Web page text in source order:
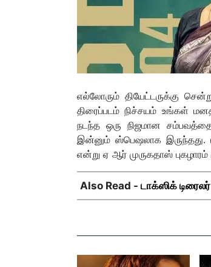
எல்லோரும் தியேட்டருக்கு
திரைப்படம் நிச்சயம் உங்கள்
நடந்த ஒரு நிஜமான
இன்னும் ஸ்பெஷலாக இருந்தது.
என்று ஏ ஆர் முருகதாஸ் புகழாரம்
Also Read - டாக்ஸிக்